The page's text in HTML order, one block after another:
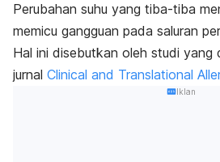
Perubahan suhu yang tiba-tiba
memicu gangguan pada saluran
Hal ini disebutkan oleh studi yang
jurnal Clinical and Translational
Iklan